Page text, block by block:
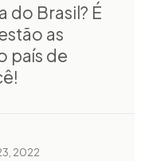
do Brasil? É
as
país de
2022